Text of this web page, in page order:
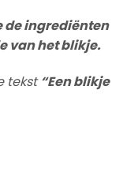
de ingrediënten
van het blikje.
tekst“Een blikje